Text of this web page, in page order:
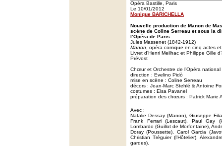
Opéra Bastille, Paris
Le 10/01/2012
Monique BARICHELLA
Nouvelle production de Manon de
scène de Coline Serreau et sous la
l’Opéra de Paris.
Jules Massenet (1842-1912)
Manon , opéra comique en cinq actes
Livret d’Henri Meilhac et Philippe Gille
Prévost
Chœur et Orchestre de l’Opéra national
direction : Evelino Pidò
mise en scène : Coline Serreau
décors : Jean-Marc Stehlé & Antoine
costumes : Elsa Pavanel
préparation des chœurs : Patrick Marie
Avec :
Natalie Dessay (Manon), Giuseppe
Frank Ferrari (Lescaut), Paul Gay
Lombardo (Guillot de Morfontaine),
Doray (Poussette), Carol Garcia
Christian Tréguier (l’Hôtelier),
gardes).